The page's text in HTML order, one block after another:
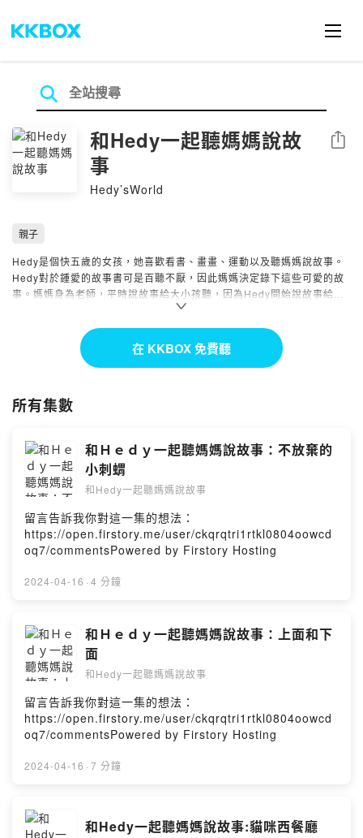
和Hedy一起聽媽媽說故
事
Hedy’sWorld
分享
親子
Hedy是個快五歲的女孩，她喜歡看書、畫畫、運動以及聽媽媽說故事。
Hedy對於鍾愛的故事書可是百聽不厭，因此媽媽決定錄下這些可愛的故
事。媽媽身為老師，平時說故事給大小孩聽，因為Hedy開始說故事給小
小孩聽。今晚，邀請你和Hedy一起聽媽媽說故事吧！
Powered by Firstory Hosting在 KKBOX 免費聽
所有集數
和Ｈｅｄｙ一起聽媽媽說故事：不放棄的
小刺蝟
和Hedy一起聽媽媽說故事
留言告訴我你對這一集的想法：
https://open.firstory.me/user/ckqrqtri1rtkl0804oowcd
oq7/commentsPowered by Firstory Hosting
2024-04-16 · 4 分鐘
和Ｈｅｄｙ一起聽媽媽說故事：上面和下
面
和Hedy一起聽媽媽說故事
留言告訴我你對這一集的想法：
https://open.firstory.me/user/ckqrqtri1rtkl0804oowcd
oq7/commentsPowered by Firstory Hosting
2024-04-16 · 7 分鐘
和Hedy一起聽媽媽說故事:貓咪西餐廳